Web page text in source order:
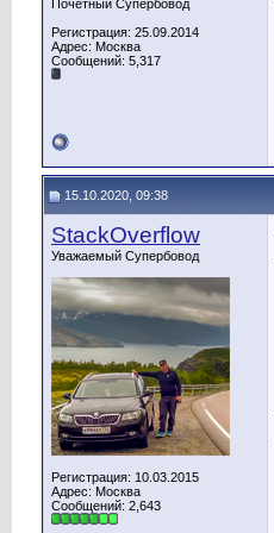
Почетный Супербовод
Регистрация: 25.09.2014
Адрес: Москва
Сообщений: 5,317
15.10.2020, 09:38
StackOverflow
Уважаемый Супербовод
Регистрация: 10.03.2015
Адрес: Москва
Сообщений: 2,643